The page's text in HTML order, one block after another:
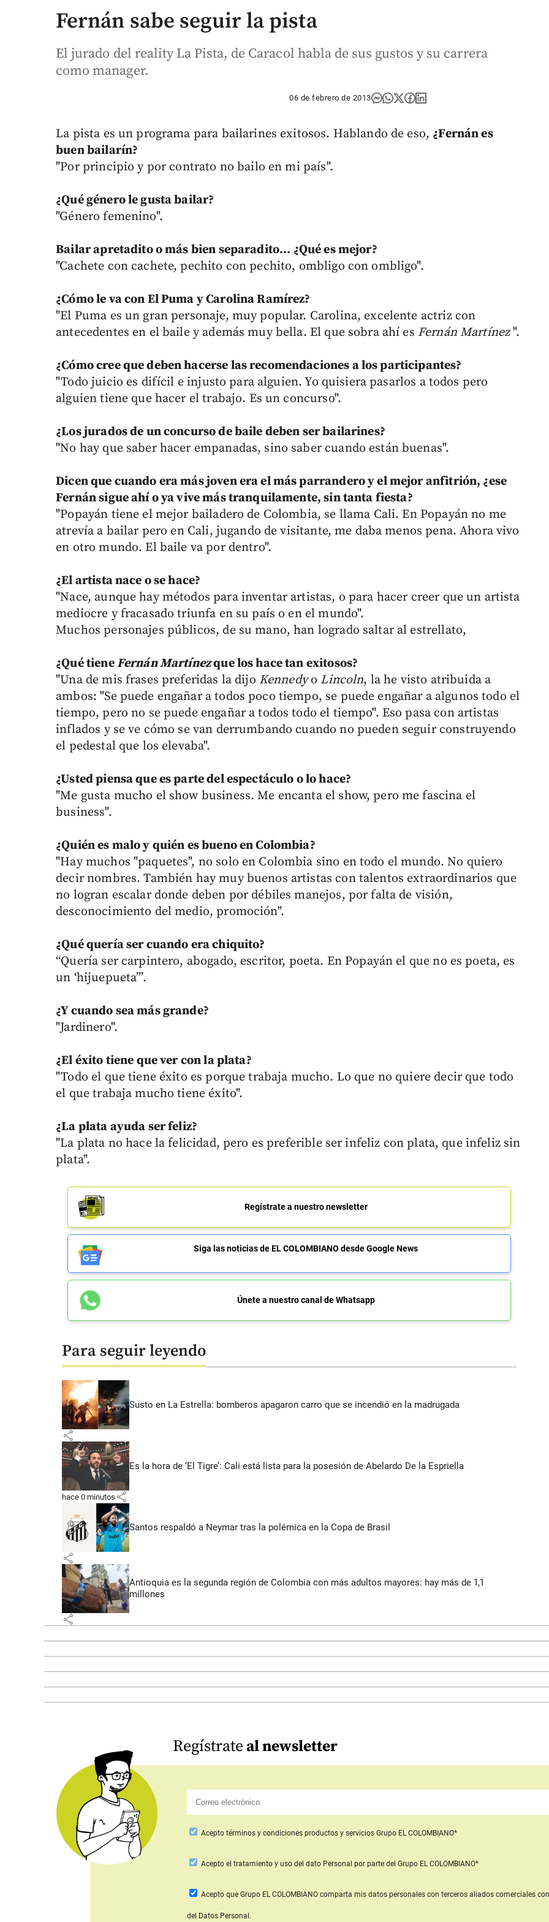
Fernán sabe seguir la pista
El jurado del reality La Pista, de Caracol habla de sus gustos y su carrera
como manager.
06 de febrero de 2013
La pista es un programa para bailarines exitosos. Hablando de eso, ¿Fernán es
buen bailarín?
"Por principio y por contrato no bailo en mi país".
¿Qué género le gusta bailar?
"Género femenino".
Bailar apretadito o más bien separadito... ¿Qué es mejor?
"Cachete con cachete, pechito con pechito, ombligo con ombligo".
¿Cómo le va con El Puma y Carolina Ramírez?
"El Puma es un gran personaje, muy popular. Carolina, excelente actriz con
antecedentes en el baile y además muy bella. El que sobra ahí es Fernán Martínez".
¿Cómo cree que deben hacerse las recomendaciones a los participantes?
"Todo juicio es difícil e injusto para alguien. Yo quisiera pasarlos a todos pero
alguien tiene que hacer el trabajo. Es un concurso".
¿Los jurados de un concurso de baile deben ser bailarines?
"No hay que saber hacer empanadas, sino saber cuando están buenas".
Dicen que cuando era más joven era el más parrandero y el mejor anfitrión, ¿ese
Fernán sigue ahí o ya vive más tranquilamente, sin tanta fiesta?
"Popayán tiene el mejor bailadero de Colombia, se llama Cali. En Popayán no me
atrevía a bailar pero en Cali, jugando de visitante, me daba menos pena. Ahora vivo
en otro mundo. El baile va por dentro".
¿El artista nace o se hace?
"Nace, aunque hay métodos para inventar artistas, o para hacer creer que un artista
mediocre y fracasado triunfa en su país o en el mundo".
Muchos personajes públicos, de su mano, han logrado saltar al estrellato,
¿Qué tieneFernán Martínezque los hace tan exitosos?
"Una de mis frases preferidas la dijo Kennedyo Lincoln, la he visto atribuida a
ambos: "Se puede engañar a todos poco tiempo, se puede engañar a algunos todo el
tiempo, pero no se puede engañar a todos todo el tiempo". Eso pasa con artistas
inflados y se ve cómo se van derrumbando cuando no pueden seguir construyendo
el pedestal que los elevaba".
¿Usted piensa que es parte del espectáculo o lo hace?
"Me gusta mucho el show business. Me encanta el show, pero me fascina el
business".
¿Quién es malo y quién es bueno en Colombia?
"Hay muchos "paquetes", no solo en Colombia sino en todo el mundo. No quiero
decir nombres. También hay muy buenos artistas con talentos extraordinarios que
no logran escalar donde deben por débiles manejos, por falta de visión,
desconocimiento del medio, promoción".
¿Qué quería ser cuando era chiquito?
“Quería ser carpintero, abogado, escritor, poeta. En Popayán el que no es poeta, es
un ‘hijuepueta’”.
¿Y cuando sea más grande?
"Jardinero".
¿El éxito tiene que ver con la plata?
"Todo el que tiene éxito es porque trabaja mucho. Lo que no quiere decir que todo
el que trabaja mucho tiene éxito".
¿La plata ayuda ser feliz?
"La plata no hace la felicidad, pero es preferible ser infeliz con plata, que infeliz sin
plata".
Regístrate a nuestro newsletter
Siga las noticias de EL COLOMBIANO desde Google News
Únete a nuestro canal de Whatsapp
Para seguir leyendo
Susto en La Estrella: bomberos apagaron carro que se incendió en la madrugada
share
Es la hora de ‘El Tigre’: Cali está lista para la posesión de Abelardo De la Espriella
hace 0 minutos share
Santos respaldó a Neymar tras la polémica en la Copa de Brasil
share
Antioquia es la segunda región de Colombia con más adultos mayores: hay más de 1,1
millones
share
Regístrateal newsletter
Acepto términos y condiciones productos y servicios Grupo EL COLOMBIANO*
Aceptoel tratamiento y uso del dato Personal por parte del Grupo EL COLOMBIANO*
Acepto que Grupo EL COLOMBIANO comparta mis datos personales con terceros aliados comerciales
del Datos Personal.